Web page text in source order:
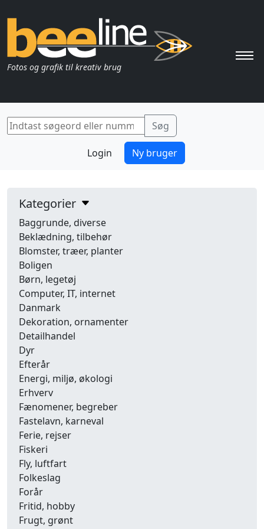
Fotos og grafik til kreativ brug
Login Ny bruger
Kategorier
Baggrunde, diverse
Beklædning, tilbehør
Blomster, træer, planter
Boligen
Børn, legetøj
Computer, IT, internet
Danmark
Dekoration, ornamenter
Detailhandel
Dyr
Efterår
Energi, miljø, økologi
Erhverv
Fænomener, begreber
Fastelavn, karneval
Ferie, rejser
Fiskeri
Fly, luftfart
Folkeslag
Forår
Fritid, hobby
Frugt, grønt